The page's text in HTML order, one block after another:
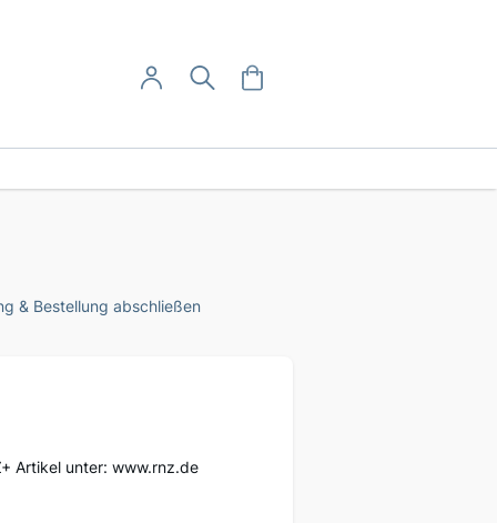
User-Menü
Anmelden
& Bestellung abschließen
Artikel unter: www.rnz.de